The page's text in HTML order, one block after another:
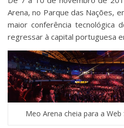
Arena, no Parque das Nações,
maior conferência tecnológica
regressar à capital portuguesa
Meo Arena cheia para a